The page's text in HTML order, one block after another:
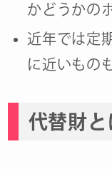
かどうかの
近年では定
に近いもの
代替財と